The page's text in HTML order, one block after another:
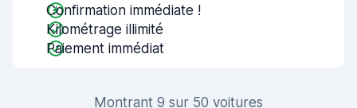
Confirmation immédiate !
Kilométrage illimité
Paiement immédiat
Montrant 9 sur 50 voitures